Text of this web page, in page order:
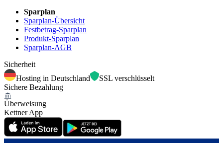
Sparplan
Sparplan-Übersicht
Festbetrag-Sparplan
Produkt-Sparplan
Sparplan-AGB
Sicherheit
Hosting in Deutschland
SSL verschlüsselt
Sichere Bezahlung
Überweisung
Kettner App